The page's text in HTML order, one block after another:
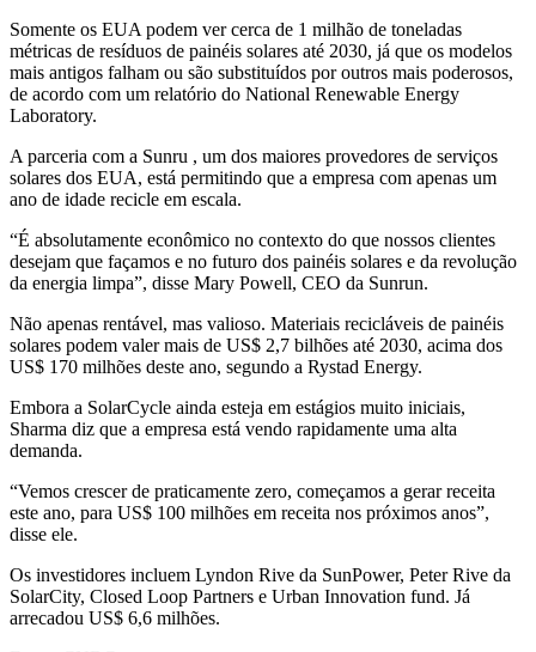
Somente os EUA podem ver cerca de 1 milhão de toneladas
métricas de resíduos de painéis solares até 2030, já que os modelos
mais antigos falham ou são substituídos por outros mais poderosos,
de acordo com um relatório do National Renewable Energy
Laboratory.
A parceria com a Sunru , um dos maiores provedores de serviços
solares dos EUA, está permitindo que a empresa com apenas um
ano de idade recicle em escala.
“É absolutamente econômico no contexto do que nossos clientes
desejam que façamos e no futuro dos painéis solares e da revolução
da energia limpa”, disse Mary Powell, CEO da Sunrun.
Não apenas rentável, mas valioso. Materiais recicláveis ​​de painéis
solares podem valer mais de US$ 2,7 bilhões até 2030, acima dos
US$ 170 milhões deste ano, segundo a Rystad Energy.
Embora a SolarCycle ainda esteja em estágios muito iniciais,
Sharma diz que a empresa está vendo rapidamente uma alta
demanda.
“Vemos crescer de praticamente zero, começamos a gerar receita
este ano, para US$ 100 milhões em receita nos próximos anos”,
disse ele.
Os investidores incluem Lyndon Rive da SunPower, Peter Rive da
SolarCity, Closed Loop Partners e Urban Innovation fund. Já
arrecadou US$ 6,6 milhões.